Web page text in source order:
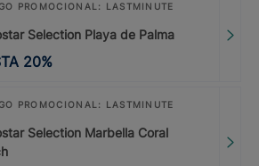
PROMOCIONAL: LASTMINUTE
Selection Playa de Palma
20%
PROMOCIONAL: LASTMINUTE
Selection Marbella Coral